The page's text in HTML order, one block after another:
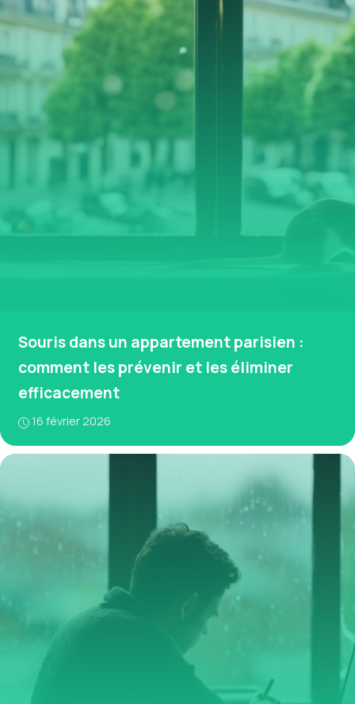
Souris dans un appartement parisien :
comment les prévenir et les éliminer
efficacement
16 février 2026